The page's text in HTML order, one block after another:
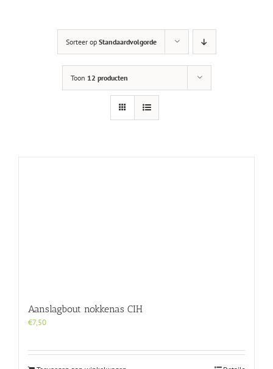
Sorteer op Standaardvolgorde
Toon 12 producten
Aanslagbout nokkenas CIH
€7,50